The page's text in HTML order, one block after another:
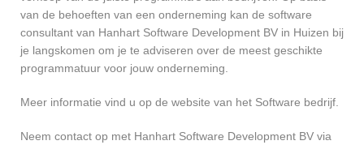
van de behoeften van een onderneming kan de software
consultant van Hanhart Software Development BV in Huizen bij
je langskomen om je te adviseren over de meest geschikte
programmatuur voor jouw onderneming.
Meer informatie vind u op de website van het Software bedrijf.
Neem contact op met Hanhart Software Development BV via